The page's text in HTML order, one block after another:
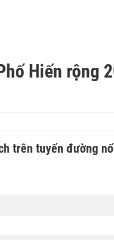
Hiến rộng
trên tuyến đường